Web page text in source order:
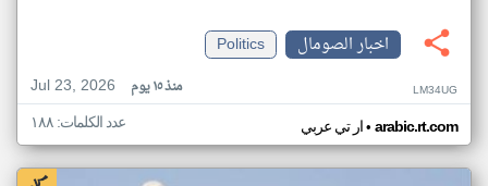
اخبار الصومال
Politics
Jul 23, 2026
منذ ١٥ يوم LM34UG
ار تي عربي• arabic.rt.com عدد الكلمات: ١٨٨